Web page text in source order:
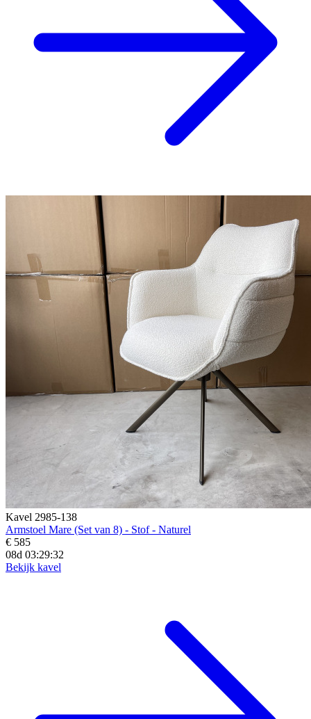
Kavel 2985-138
Armstoel Mare (Set van 8) - Stof - Naturel
€ 585
08d 03:29:31
Bekijk kavel